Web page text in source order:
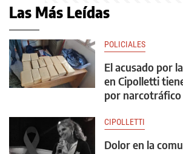
Las Más Leídas
POLICIALES
El acusado por
en Cipolletti
por narcotráfico
CIPOLLETTI
Dolor en la